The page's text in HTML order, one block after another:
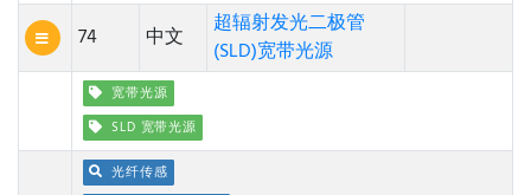
74
中文
超辐射发光二极管
(SLD)宽带光源
宽带光源
SLD 宽带光源
光纤传感